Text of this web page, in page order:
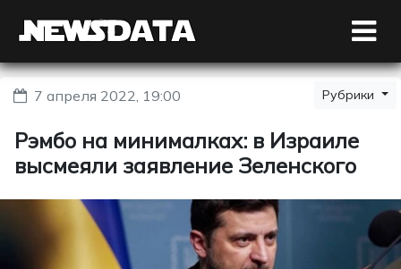
7 апреля 2022, 19:00 Рубрики
Рэмбо на минималках: в Израиле
высмеяли заявление Зеленского